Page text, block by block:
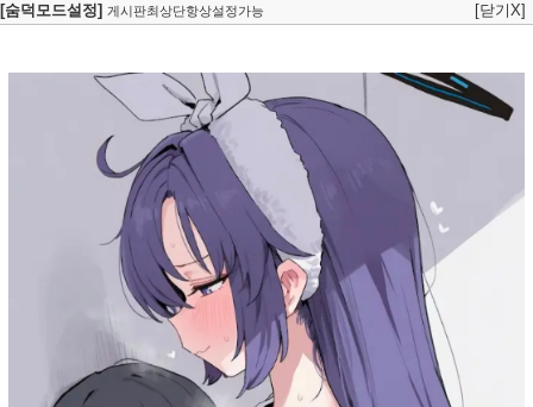
[숨덕모드설정] 게시판최상단항상설정가능 [닫기X]